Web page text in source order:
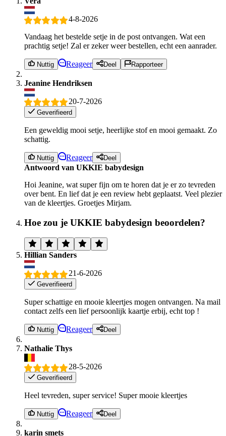
4-8-2026
Vandaag het bestelde setje in de post ontvangen. Wat een
prachtig setje! Zal er zeker weer bestellen, echt een aanrader.
Nuttig Reageer Deel Rapporteer
Jeanine Hendriksen
20-7-2026
Geverifieerd
Een geweldig mooi setje, heerlijke stof en mooi gemaakt. Zo
schattig.
Nuttig Reageer Deel
Antwoord van UKKIE babydesign
Hoi Jeanine, wat super fijn om te horen dat je er zo tevreden
over bent. En lief dat je een review hebt geplaatst. Veel plezier
van de kleertjes. Groetjes Mirjam.
Hoe zou je UKKIE babydesign beoordelen?
Hillian Sanders
21-6-2026
Geverifieerd
Super schattige en mooie kleertjes mogen ontvangen. Na mail
contact zelfs een lief persoonlijk kaartje erbij, echt top !
Nuttig Reageer Deel
Nathalie Thys
28-5-2026
Geverifieerd
Heel tevreden, super service! Super mooie kleertjes
Nuttig Reageer Deel
karin smets